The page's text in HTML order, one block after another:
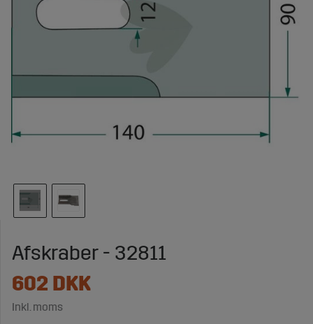
Afskraber - 32811
602 DKK
Inkl. moms